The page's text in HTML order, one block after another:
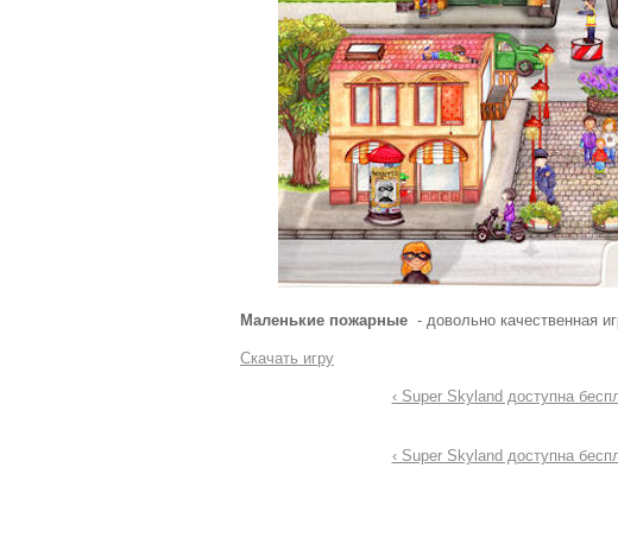
Маленькие пожарные - довольно качественная
Скачать игру
‹ Super Skyland доступна
‹ Super Skyland доступна